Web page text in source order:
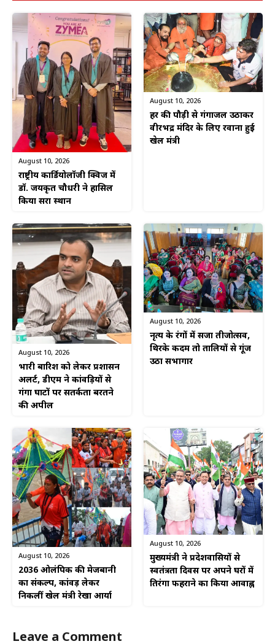
August 10, 2026
राष्ट्रीय कार्डियोलॉजी क्विज में
डॉ. जयकृत चौधरी ने हासिल
किया दूसरा स्थान
August 10, 2026
हर की पौड़ी से गंगाजल उठाकर
वीरभद्र मंदिर के लिए रवाना हुई
खेल मंत्री
August 10, 2026
भारी बारिश को लेकर प्रशासन
अलर्ट, डीएम ने कांवड़ियों से
गंगा घाटों पर सतर्कता बरतने
की अपील
August 10, 2026
नृत्य के रंगों में सजा तीजोत्सव,
थिरके कदम तो तालियों से गूंज
उठा सभागार
August 10, 2026
2036 ओलंपिक की मेजबानी
का संकल्प, कांवड़ लेकर
निकलीं खेल मंत्री रेखा आर्या
August 10, 2026
मुख्यमंत्री ने प्रदेशवासियों से
स्वतंत्रता दिवस पर अपने घरों में
तिरंगा फहराने का किया आवाह्न
Leave a Comment